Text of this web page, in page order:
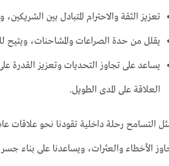
تعزيز الثقة والاحترام المتبادل بين
يقلل من حدة الصراعات والمشاحنات، ويتيح
يساعد على تجاوز التحديات وتعزيز القدرة
العلاقة على المدى الطويل.
التسامح رحلة داخلية تقودنا نحو علاقات
الأخطاء والعثرات، ويساعدنا على بناء